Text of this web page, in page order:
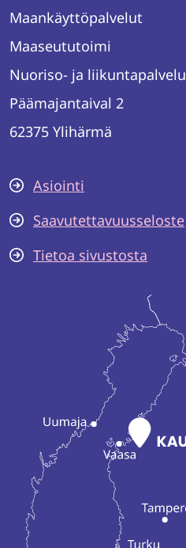
Maankäyttöpalvelut
Maaseututoimi
Nuoriso- ja liikuntapalvelu
Päämajantaival 2
62375 Ylihärmä
Asiointi
Saavutettavuusseloste
Tietoa sivustosta